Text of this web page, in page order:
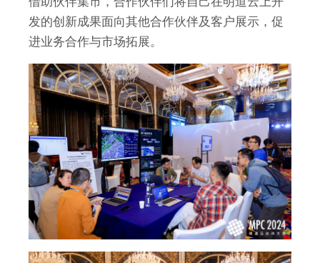
发的创新成果面向其他合作伙伴及客户展示，促
进业务合作与市场拓展。